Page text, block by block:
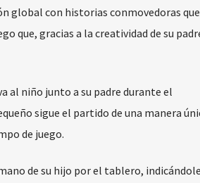
global con historias conmovedoras
que, gracias a la creatividad de su
al niño junto a su padre durante el
sigue el partido de una manera
de juego.
de su hijo por el tablero,